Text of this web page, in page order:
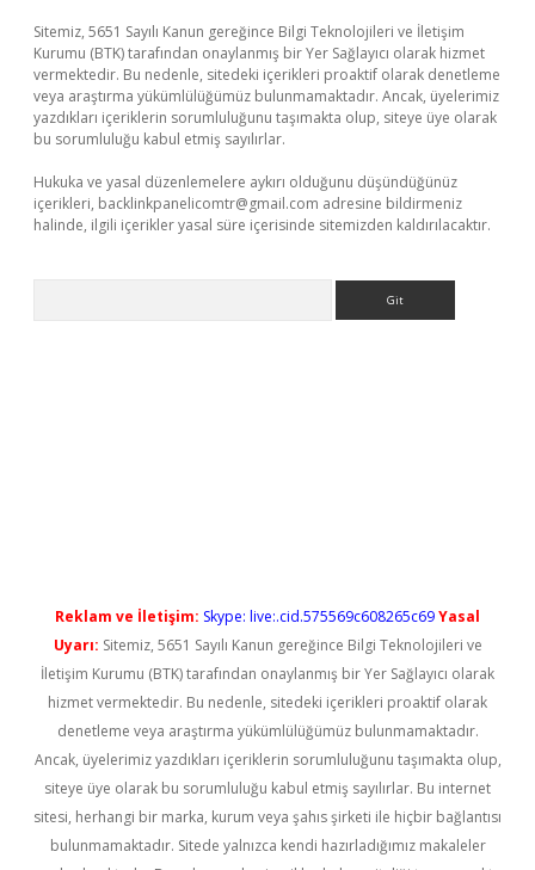
Sitemiz, 5651 Sayılı Kanun gereğince Bilgi Teknolojileri ve İletişim
Kurumu (BTK) tarafından onaylanmış bir Yer Sağlayıcı olarak hizmet
vermektedir. Bu nedenle, sitedeki içerikleri proaktif olarak denetleme
veya araştırma yükümlülüğümüz bulunmamaktadır. Ancak, üyelerimiz
yazdıkları içeriklerin sorumluluğunu taşımakta olup, siteye üye olarak
bu sorumluluğu kabul etmiş sayılırlar.
Hukuka ve yasal düzenlemelere aykırı olduğunu düşündüğünüz
içerikleri, backlinkpanelicomtr@gmail.com adresine bildirmeniz
halinde, ilgili içerikler yasal süre içerisinde sitemizden kaldırılacaktır.
Reklam ve İletişim: Skype: live:.cid.575569c608265c69Yasal
Uyarı: Sitemiz, 5651 Sayılı Kanun gereğince Bilgi Teknolojileri ve
İletişim Kurumu (BTK) tarafından onaylanmış bir Yer Sağlayıcı olarak
hizmet vermektedir. Bu nedenle, sitedeki içerikleri proaktif olarak
denetleme veya araştırma yükümlülüğümüz bulunmamaktadır.
Ancak, üyelerimiz yazdıkları içeriklerin sorumluluğunu taşımakta olup,
siteye üye olarak bu sorumluluğu kabul etmiş sayılırlar. Bu internet
sitesi, herhangi bir marka, kurum veya şahıs şirketi ile hiçbir bağlantısı
bulunmamaktadır. Sitede yalnızca kendi hazırladığımız makaleler